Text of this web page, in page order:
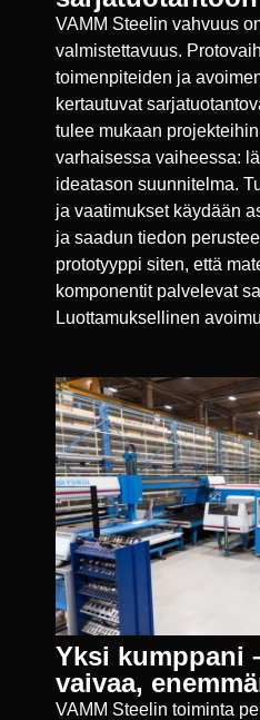
VAMM Steelin vahvuus
valmistettavuus.
toimenpiteiden ja
kertautuvat
tulee mukaan
varhaisessa vaiheessa:
ideatason suunnitelma.
ja vaatimukset käydään
ja saadun tiedon
prototyyppi siten, että
komponentit palvelevat
Luottamuksellinen
Yksi kumppani
vaivaa,
VAMM Steelin toiminta